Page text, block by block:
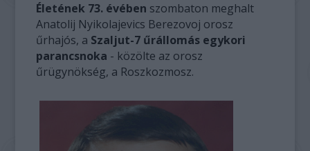
Életének 73. évében szombaton meghalt
Anatolij Nyikolajevics Berezovoj orosz
űrhajós, a Szaljut-7 űrállomás egykori
parancsnoka - közölte az orosz
űrügynökség, a Roszkozmosz.